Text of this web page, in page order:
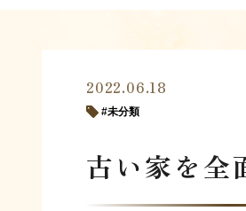
2022.06.18
未分類
古い家を全